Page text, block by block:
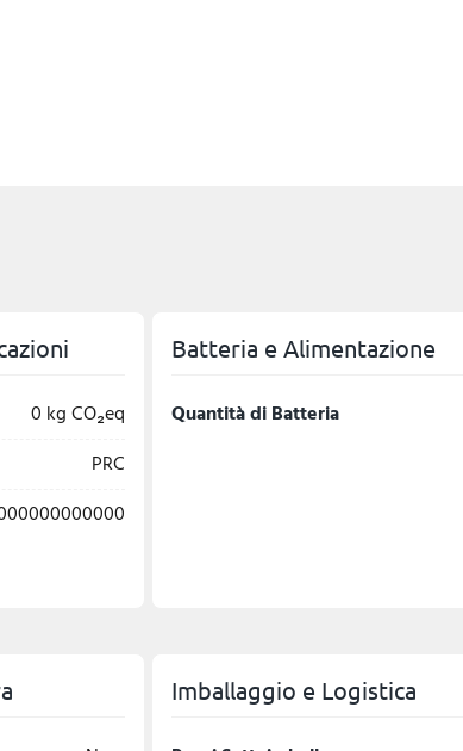
0 kg CO₂eq
PRC
Batteria e Alimentazione
Quantità di Batteria
Imballaggio e Logistica